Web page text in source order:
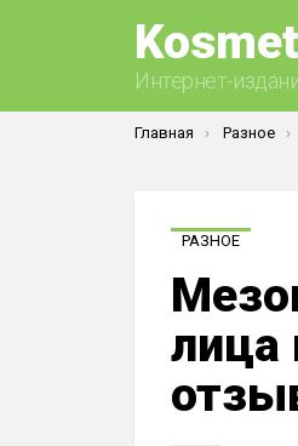
Интернет-
Вы здесь:
Главная Разное
РАЗНОЕ
лица